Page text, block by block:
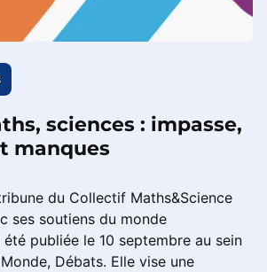
sciences : impasse,
manques
du Collectif Maths&Science
ses soutiens du monde
publiée le 10 septembre au sein
Débats. Elle vise une